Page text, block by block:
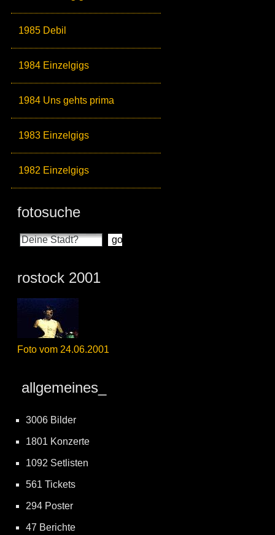
1985 Debil
1984 Einzelgigs
1984 Uns gehts prima
1983 Einzelgigs
1982 Einzelgigs
fotosuche
rostock 2001
Foto vom 24.06.2001
allgemeines_
3006 Bilder
1801 Konzerte
1092 Setlisten
561 Tickets
294 Poster
47 Berichte